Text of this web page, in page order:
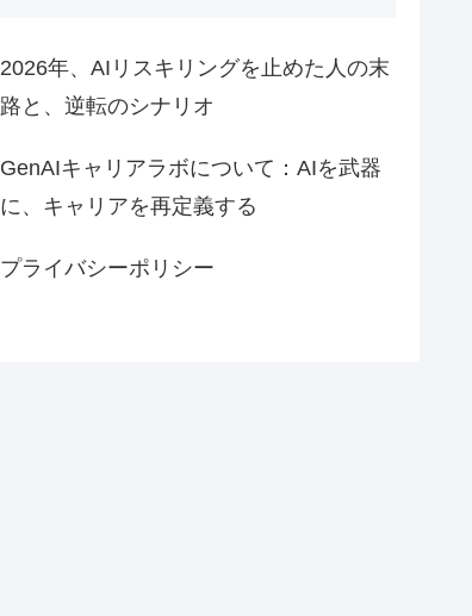
2026年、AIリスキリングを止めた人の末
路と、逆転のシナリオ
GenAIキャリアラボについて：AIを武器
に、キャリアを再定義する
プライバシーポリシー